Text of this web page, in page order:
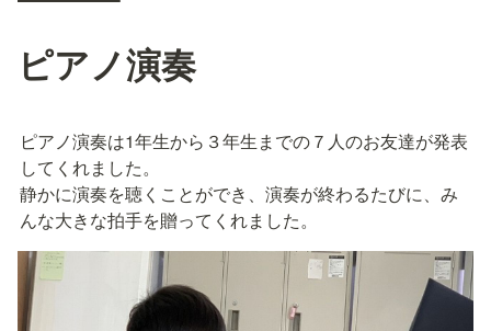
ピアノ演奏
ピアノ演奏は1年生から３年生までの７人のお友達が発表
してくれました。
静かに演奏を聴くことができ、演奏が終わるたびに、み
んな大きな拍手を贈ってくれました。